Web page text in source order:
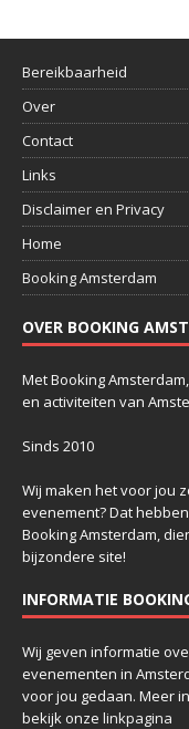
Bereikbaarheid
Over
Contact
Links
Disclaimer en Privacy
Home
Booking Amsterdam
OVER BOOKING
Met Booking
en activiteiten van
Sinds 2010
Wij maken het voor jou
evenement? Dat
Booking Amsterdam,
bijzondere site!
INFORMATIE
Wij geven informatie
evenementen in
voor jou gedaan. Meer
bekijk onze linkpagina